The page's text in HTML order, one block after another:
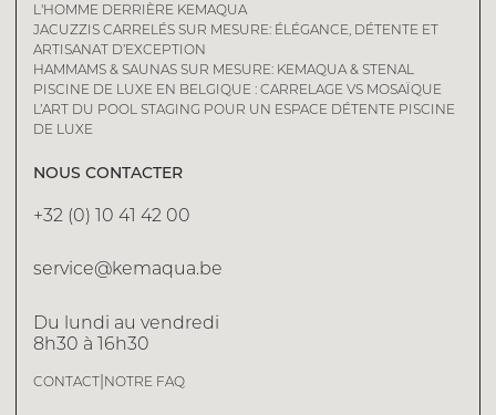
L'HOMME DERRIÈRE KEMAQUA
JACUZZIS CARRELÉS SUR MESURE: ÉLÉGANCE, DÉTENTE ET
ARTISANAT D’EXCEPTION
HAMMAMS & SAUNAS SUR MESURE: KEMAQUA & STENAL
PISCINE DE LUXE EN BELGIQUE : CARRELAGE VS MOSAÏQUE
L’ART DU POOL STAGING POUR UN ESPACE DÉTENTE PISCINE
DE LUXE
NOUS CONTACTER
+32 (0) 10 41 42 00
service@kemaqua.be
Du lundi au vendredi
8h30 à 16h30
CONTACT NOTRE FAQ